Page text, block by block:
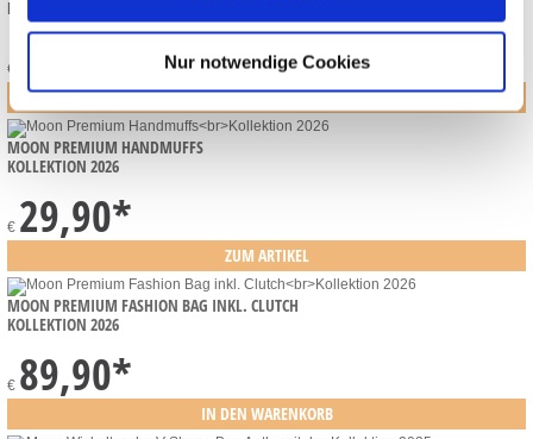
Nur notwendige Cookies
KOLLEKTION 2026
€
MOON PREMIUM HANDMUFFS
KOLLEKTION 2026
€ 29,90*
MOON PREMIUM FASHION BAG INKL. CLUTCH
KOLLEKTION 2026
€ 89,90*